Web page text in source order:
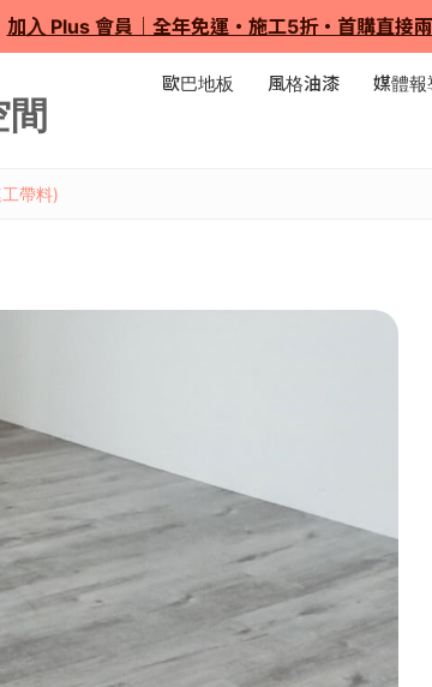
加入 Plus 會員｜全年免運・施工5折・首購直接
歐巴地板 風格油漆 媒體報
帶料)